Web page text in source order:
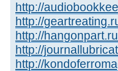
http://
http://
http://hangonpart.ru
http://
http://